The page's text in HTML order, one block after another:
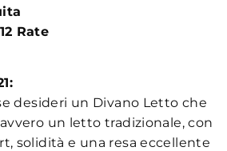
Rate
desideri un Divano Letto che
un letto tradizionale, con
solidità e una resa eccellente